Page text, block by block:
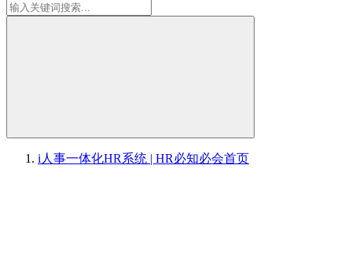
i人事一体化HR系统 | HR必知必会首页